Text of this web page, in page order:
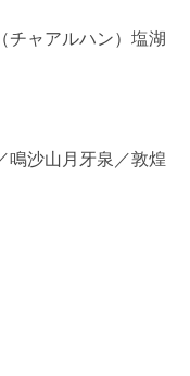
チャアルハン）塩湖
鳴沙山月牙泉／敦煌